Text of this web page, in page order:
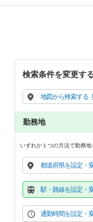
検索条件を変更す
地図から検索する
勤務地
いずれか１つの方法で勤務地
都道府県を設定・
駅・路線を設定・
通勤時間を設定・